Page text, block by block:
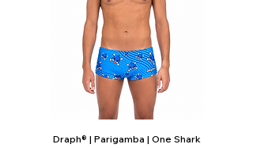
Draph® | Parigamba | One Shark